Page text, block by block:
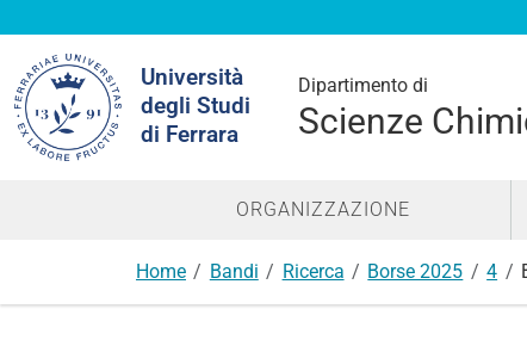
Università
degli Studi
di Ferrara
Dipartimento di
Scienze
nel
sito
ORGANIZZAZIONE
Home Bandi Ricerca Borse 2025 4